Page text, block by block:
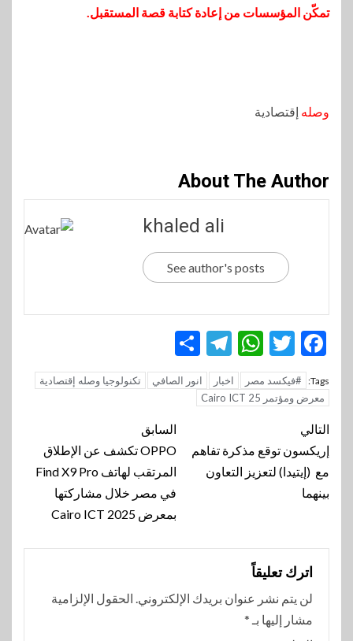
تمكّن المؤسسات من إعادة كتابة قصة المستقبل.
وصله إقتصادية
About The Author
khaled ali
See author's posts
Facebook
Twitter
WhatsApp
Telegram
Tags: #فيكسد مصر اخبار انور الصافي
تكنولوجيا وصله إقتصادية
معرض ومؤتمر Cairo ICT 25
تنقل
المقالة
السابق
OPPO تكشف عن الإطلاق
المرتقب لهاتف Find X9 Pro
في مصر خلال مشاركتها
بمعرض Cairo ICT 2025
التالي
إريكسون توقع مذكرة تفاهم
مع (إيتيدا) لتعزيز التعاون
بينهما
اترك تعليقاً
لن يتم نشر عنوان بريدك الإلكتروني. الحقول الإلزامية
مشار إليها بـ *